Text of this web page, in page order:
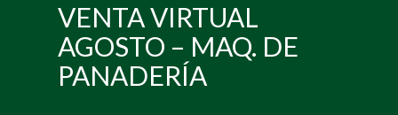
VENTA VIRTUAL
AGOSTO – MAQ. DE
PANADERÍA